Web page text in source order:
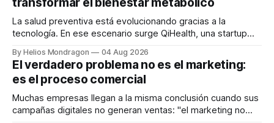
La salud preventiva está evolucionando gracias a la
tecnología. En ese escenario surge QiHealth, una startup
dispositivos inteligentes, inteligencia artificial y monitoreo
en tiempo real para ayudar a las personas a tomar mejores
decisiones sobre su salud metabólica. Su propuesta busca
responder
By Helios Mondragon 04 Aug 2026
El verdadero problema no es el marketing:
es el proceso comercial
Muchas empresas llegan a la misma conclusión cuando sus
campañas digitales no generan ventas: "el marketing no